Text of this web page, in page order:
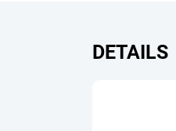
DETAILS